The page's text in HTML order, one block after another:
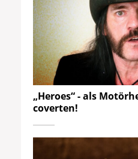
„Heroes“ - als
coverten!